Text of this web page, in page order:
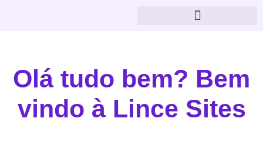
Olá tudo bem? Bem
vindo à Lince Sites